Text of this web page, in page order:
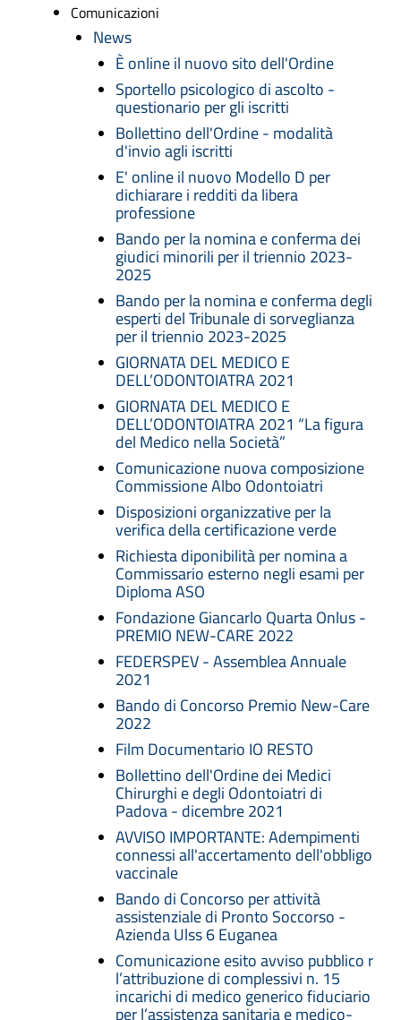
Comunicazioni
News
È online il nuovo sito dell'Ordine
Sportello psicologico di ascolto -
questionario per gli iscritti
Bollettino dell'Ordine - modalità
d'invio agli iscritti
E' online il nuovo Modello D per
dichiarare i redditi da libera
professione
Bando per la nomina e conferma dei
giudici minorili per il triennio 2023-
2025
Bando per la nomina e conferma degli
esperti del Tribunale di sorveglianza
per il triennio 2023-2025
GIORNATA DEL MEDICO E
DELL’ODONTOIATRA 2021
GIORNATA DEL MEDICO E
DELL’ODONTOIATRA 2021 “La figura
del Medico nella Società”
Comunicazione nuova composizione
Commissione Albo Odontoiatri
Disposizioni organizzative per la
verifica della certificazione verde
Richiesta diponibilità per nomina a
Commissario esterno negli esami per
Diploma ASO
Fondazione Giancarlo Quarta Onlus -
PREMIO NEW-CARE 2022
FEDERSPEV - Assemblea Annuale
2021
Bando di Concorso Premio New-Care
2022
Film Documentario IO RESTO
Bollettino dell'Ordine dei Medici
Chirurghi e degli Odontoiatri di
Padova - dicembre 2021
AVVISO IMPORTANTE: Adempimenti
connessi all'accertamento dell'obbligo
vaccinale
Bando di Concorso per attività
assistenziale di Pronto Soccorso -
Azienda Ulss 6 Euganea
Comunicazione esito avviso pubblico r
l’attribuzione di complessivi n. 15
incarichi di medico generico fiduciario
per l’assistenza sanitaria e medico-